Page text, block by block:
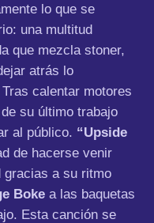
lo que se
una multitud
que mezcla stoner,
atrás lo
calentar motores
su último trabajo
al público. “Upside
de hacerse venir
gracias a su ritmo
Boke a las baquetas
Esta canción se